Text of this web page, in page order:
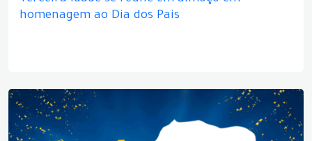
homenagem ao Dia dos Pais